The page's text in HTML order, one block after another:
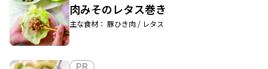
肉みそのレタス巻き
主な食材： 豚ひき肉 / レタス
PR